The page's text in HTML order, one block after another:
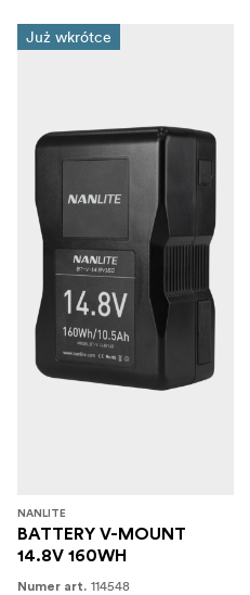
Już wkrótce
NANLITE
BATTERY V-MOUNT
14.8V 160WH
Numer art. 114548